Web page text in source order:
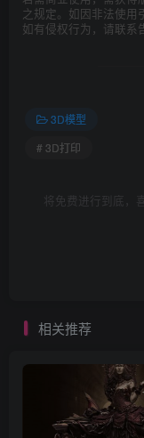
之规定。如因非法使用
如有侵权行为，请联系
3D模型
# 3D打印
将免费进行到底
相关推荐